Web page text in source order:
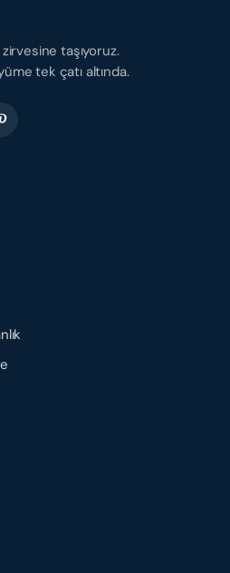
zirvesine taşıyoruz.
tek çatı altında.